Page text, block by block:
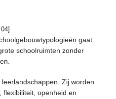
gaat
schoolruimten zonder
Zij worden
openheid en